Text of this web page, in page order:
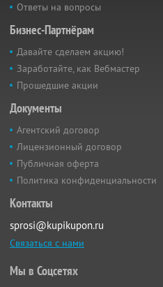
Ответы на вопросы
Бизнес-Партнёрам
Давайте сделаем акцию!
Заработайте, как Вебмастер
Прошедшие акции
Документы
Агентский договор
Лицензионный договор
Публичная оферта
Политика конфиденциальности
Контакты
sprosi@kupikupon.ru
Связаться с нами
Мы в Соцсетях